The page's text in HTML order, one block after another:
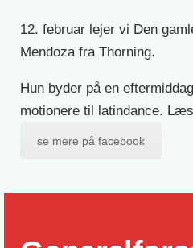
12. februar lejer vi Den
Mendoza fra Thorning.
Hun byder på en
motionere til latindance.
se mere på facebook